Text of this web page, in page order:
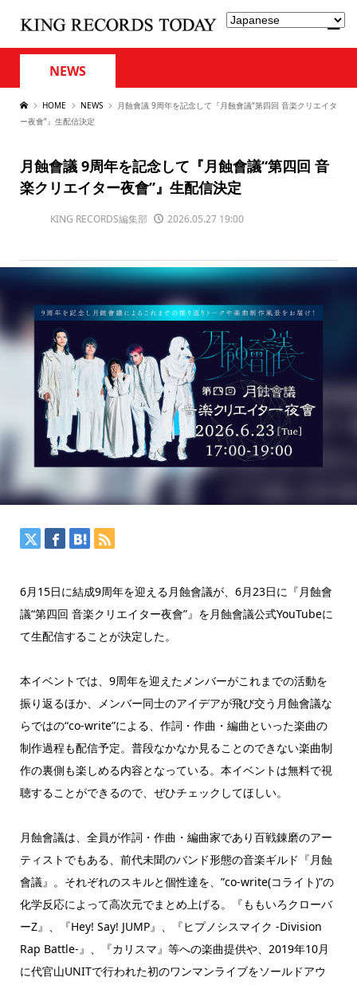
NEWS
HOME NEWS
月蝕會議 9周年を記念して『月蝕會議“第四回 音楽クリエイタ
ー夜會”』生配信決定
月蝕會議 9周年を記念して『月蝕會議“第四回 音
楽クリエイター夜會”』生配信決定
KING RECORDS編集部 2026.05.27 19:00
6月15日に結成9周年を迎える月蝕會議が、6月23日に『月蝕會
議“第四回 音楽クリエイター夜會”』を月蝕會議公式YouTubeに
て生配信することが決定した。
本イベントでは、9周年を迎えたメンバーがこれまでの活動を
振り返るほか、メンバー同士のアイデアが飛び交う月蝕會議な
らではの“co-write”による、作詞・作曲・編曲といった楽曲の
制作過程も配信予定。普段なかなか見ることのできない楽曲制
作の裏側も楽しめる内容となっている。本イベントは無料で視
聴することができるので、ぜひチェックしてほしい。
月蝕會議は、全員が作詞・作曲・編曲家であり百戦錬磨のアー
ティストでもある、前代未聞のバンド形態の音楽ギルド『月蝕
會議』。それぞれのスキルと個性達を、”co-write(コライト)”の
化学反応によって高次元でまとめ上げる。『ももいろクローバ
ーZ』、『Hey! Say! JUMP』、『ヒプノシスマイク -Division
Rap Battle-』、『カリスマ』等への楽曲提供や、2019年10月
に代官山UNITで行われた初のワンマンライブをソールドアウ